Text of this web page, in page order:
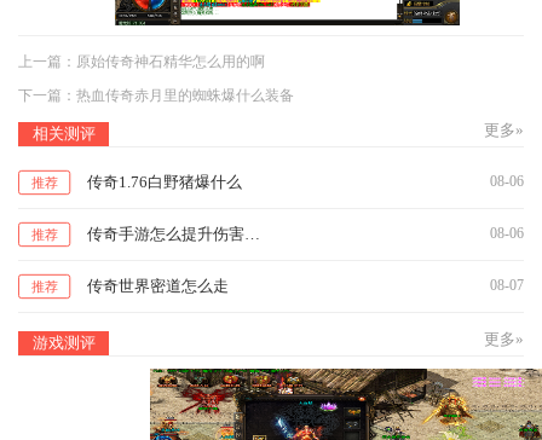
上一篇： 原始传奇神石精华怎么用的啊
下一篇： 热血传奇赤月里的蜘蛛爆什么装备
相关测评 更多»
推荐 传奇1.76白野猪爆什么 08-06
推荐 08-06
推荐 传奇世界密道怎么走 08-07
游戏测评 更多»